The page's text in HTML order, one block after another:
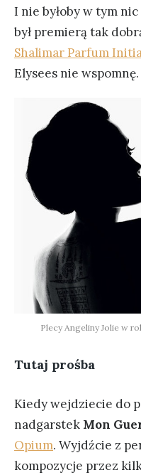
I nie byłoby w tym nic
był premierą tak
Shalimar Parfum
Elysees nie
Plecy Angeliny Jolie w
Tutaj prośba
Kiedy wejdziecie do
nadgarstek Mon
Opium. Wyjdźcie z
kompozycje przez